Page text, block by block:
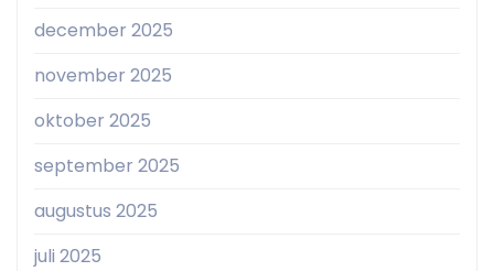
december 2025
november 2025
oktober 2025
september 2025
augustus 2025
juli 2025